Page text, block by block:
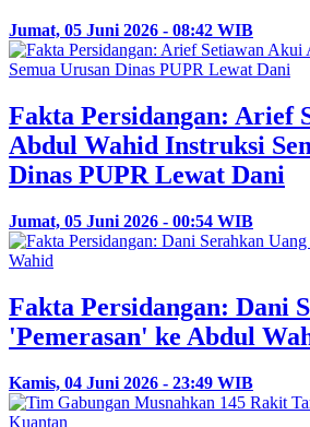
Jumat, 05 Juni 2026 - 08:42 WIB
Fakta Persidangan: Arief
Abdul Wahid Instruksi
Dinas PUPR Lewat Dani
Jumat, 05 Juni 2026 - 00:54 WIB
Fakta Persidangan: Dani
'Pemerasan' ke Abdul
Kamis, 04 Juni 2026 - 23:49 WIB